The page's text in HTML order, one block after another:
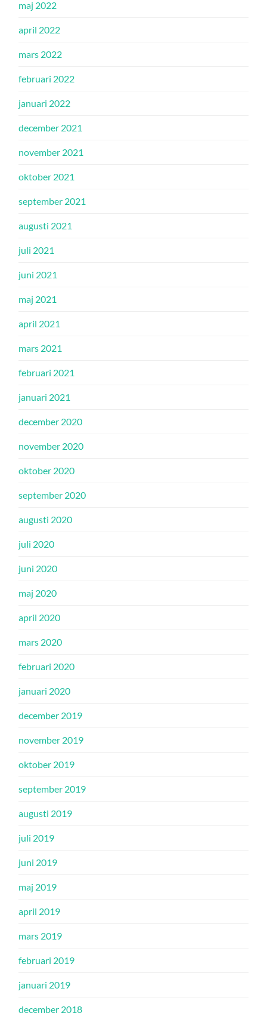
maj 2022
april 2022
mars 2022
februari 2022
januari 2022
december 2021
november 2021
oktober 2021
september 2021
augusti 2021
juli 2021
juni 2021
maj 2021
april 2021
mars 2021
februari 2021
januari 2021
december 2020
november 2020
oktober 2020
september 2020
augusti 2020
juli 2020
juni 2020
maj 2020
april 2020
mars 2020
februari 2020
januari 2020
december 2019
november 2019
oktober 2019
september 2019
augusti 2019
juli 2019
juni 2019
maj 2019
april 2019
mars 2019
februari 2019
januari 2019
december 2018